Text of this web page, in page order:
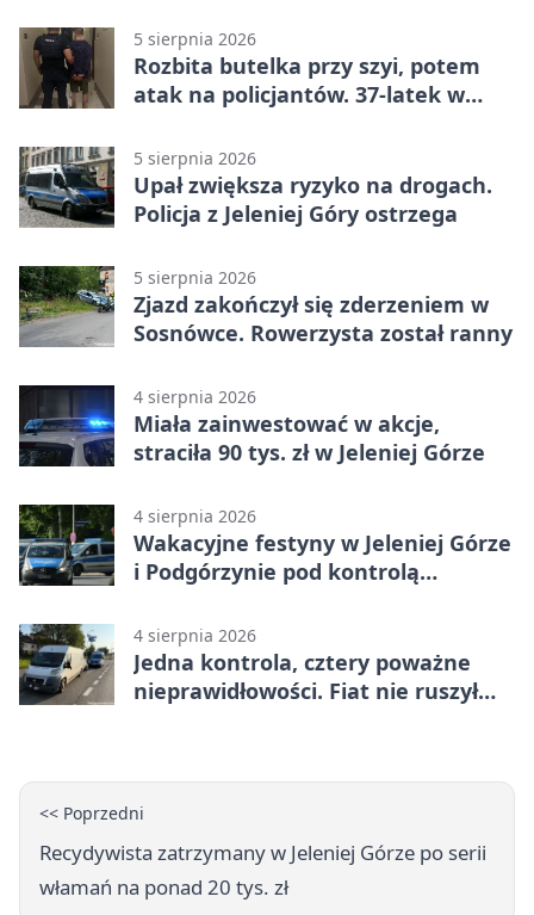
5 sierpnia 2026
Rozbita butelka przy szyi, potem
atak na policjantów. 37-latek w
5 sierpnia 2026
Upał zwiększa ryzyko na drogach.
Policja z Jeleniej Góry ostrzega
5 sierpnia 2026
Zjazd zakończył się zderzeniem w
Sosnówce. Rowerzysta został ranny
4 sierpnia 2026
Miała zainwestować w akcje,
straciła 90 tys. zł w Jeleniej Górze
4 sierpnia 2026
Wakacyjne festyny w Jeleniej Górze
i Podgórzynie pod kontrolą
4 sierpnia 2026
Jedna kontrola, cztery poważne
nieprawidłowości. Fiat nie ruszył
<< Poprzedni
Recydywista zatrzymany w Jeleniej Górze po serii
włamań na ponad 20 tys. zł